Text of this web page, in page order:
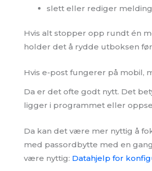
slett eller rediger
Hvis alt stopper opp rundt én
holder det å rydde utboksen
Hvis e-post fungerer på mobil,
Da er det ofte godt nytt. Det
ligger i programmet eller
Da kan det være mer nyttig å
med passordbytte med en
være nyttig: Datahjelp for